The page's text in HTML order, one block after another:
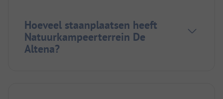
Hoeveel staanplaatsen heeft
Natuurkampeerterrein De
Altena?